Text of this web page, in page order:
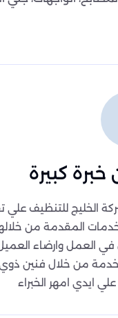
خبرة كبيرة
الخليج للتنظيف
المقدمة من
في العمل وارضاء
من خلال فنين ذوي
ايدي امهر الخبراء